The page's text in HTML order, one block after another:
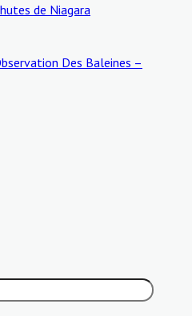
de Niagara
Des Baleines –